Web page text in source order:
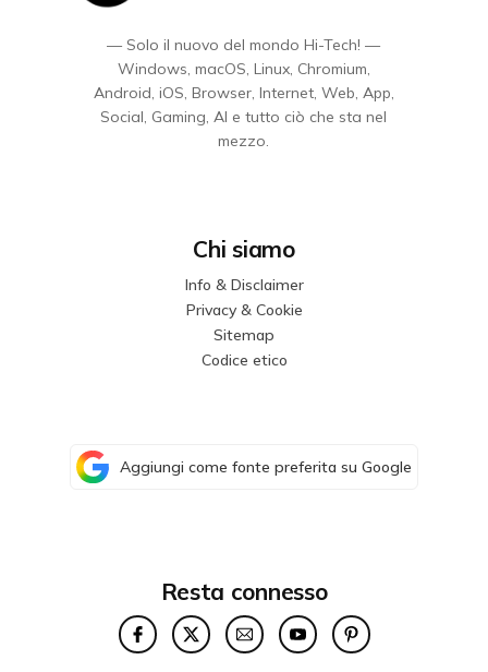
— Solo il nuovo del mondo Hi-Tech! —
Windows, macOS, Linux, Chromium,
Android, iOS, Browser, Internet, Web, App,
Social, Gaming, AI e tutto ciò che sta nel
mezzo.
Chi siamo
Info & Disclaimer
Privacy & Cookie
Sitemap
Codice etico
Aggiungi come fonte preferita su Google
Resta connesso